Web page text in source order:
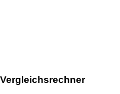
Vergleichsrechner